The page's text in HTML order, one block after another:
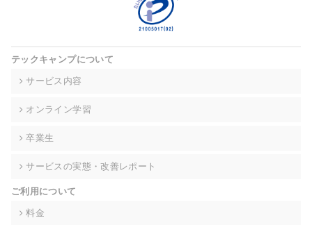
当社は事業運営上、前項利用目的の範囲に限って個人情報を外
高い委託先を選定し、個人情報の適正管理・機密保持について
個人情報の開示等(利用目的の通知、開示、内容の訂正・追加・
て、下記の当社問合わせ窓口に申し出ることができます。その
的な期間内に対応いたします。ただし、申請が本人確認が不可
により、ご希望に添えない場合があります。 なお、アクセスロ
グなどの個人情報以外の情報については、原則として開示等は
テックキャンプについて
サービス内容
オンライン学習
卒業生
サービスの実態・改善レポート
ご利用について
料金